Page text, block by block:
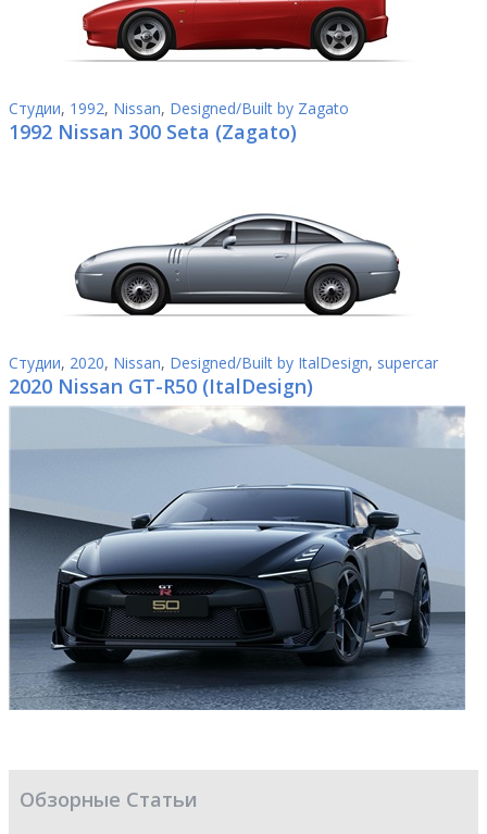
Студии, 1992, Nissan, Designed/Built by Zagato
1992 Nissan 300 Seta (Zagato)
Студии, 2020, Nissan, Designed/Built by ItalDesign, supercar
2020 Nissan GT-R50 (ItalDesign)
Обзорные Статьи